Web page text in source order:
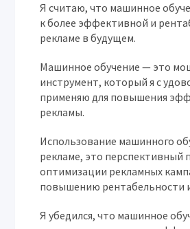
Я считаю, что машинное
к более эффективной и
рекламе в будущем.
Машинное обучение — это
инструмент, который я с
применяю для повышения
рекламы.
Использование машинного
рекламе, это перспективный
оптимизации рекламных
повышению рентабельности
Я убедился, что машинное